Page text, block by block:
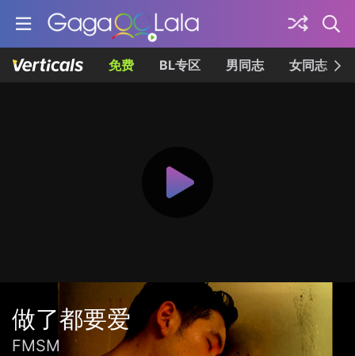
免费 BL专区 男同志 女同志
做了都要爱
FMSM